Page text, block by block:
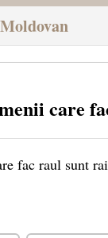
care
fac raul sunt